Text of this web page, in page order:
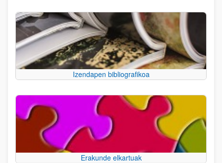
Izendapen bibliografikoa
Erakunde elkartuak